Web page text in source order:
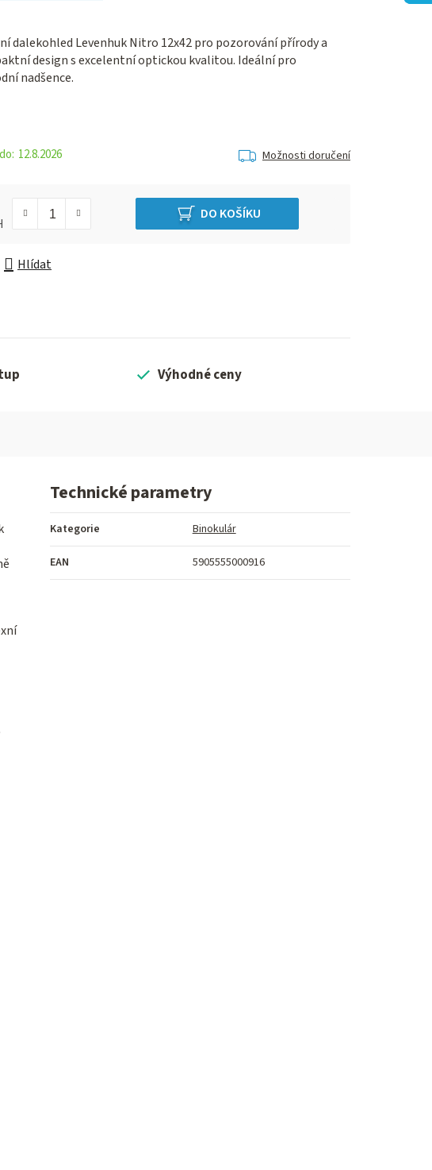
dalekohled Levenhuk Nitro 12x42 pro pozorování přírody a
design s excelentní optickou kvalitou. Ideální pro
nadšence.
12.8.2026 Možnosti doručení
DO KOŠÍKU
Hlídat
Výhodné ceny
Technické parametry
Kategorie Binokulár
EAN 5905555000916